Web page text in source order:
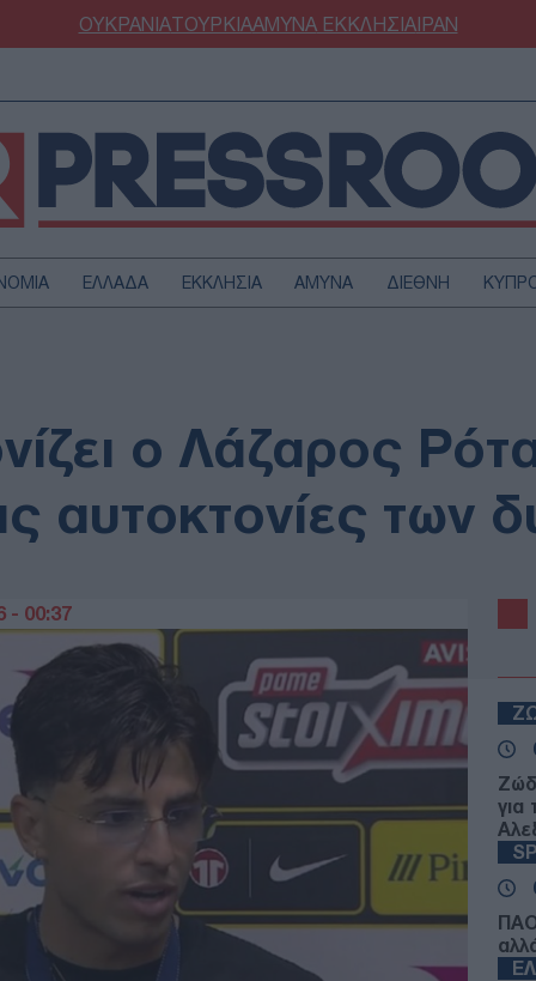
ΟΥΚΡΑΝΙΑΤΟΥΡΚΙΑΑΜΥΝΑΕΚΚΛΗΣΙΑΙΡΑΝ
ΕΛΛΑΔΑ ΕΚΚΛΗΣΙΑ ΑΜΥΝΑ ΔΙΕΘΝΗ
ΥΓΕΙΑ
ΑΡΘΡΟΓΡΑΦΙΑ
ο Λάζαρος
αυτοκτονίες των
- 00:37
για